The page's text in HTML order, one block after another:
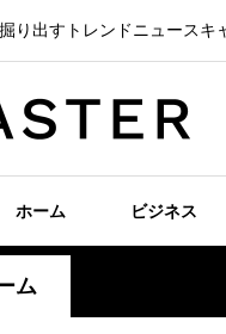
り出すトレンドニュースキ
ホーム ビジネス
ム